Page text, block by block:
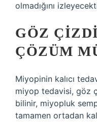
olmadığını
GÖZ
ÇÖZÜM
Miyopinin kalıcı
miyop tedavisi, göz
bilinir, miyopluk
tamamen ortadan